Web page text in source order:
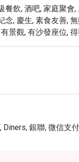
嫩滑比目魚 搭配 鮮
煮的牛頰 軟嫩入
– 多樣選擇，新鮮
薦 四重起司醬或龍
餐選擇豐富。
值。
餐飲, 酒吧, 家庭聚
念, 慶生, 素食友善,
景觀, 有沙發座位,
銀聯, 微信支